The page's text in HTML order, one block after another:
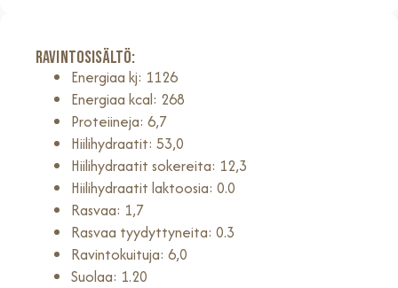
Ravintosisältö:
Energiaa kj: 1126
Energiaa kcal: 268
Proteiineja: 6,7
Hiilihydraatit: 53,0
Hiilihydraatit sokereita: 12,3
Hiilihydraatit laktoosia: 0.0
Rasvaa: 1,7
Rasvaa tyydyttyneita: 0.3
Ravintokuituja: 6,0
Suolaa: 1.20